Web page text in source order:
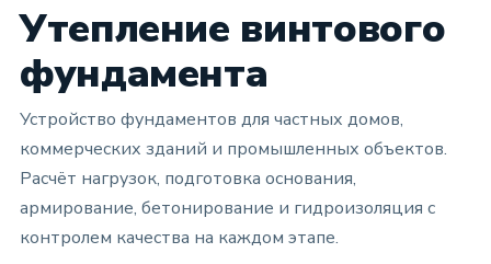
Утепление винтового
фундамента
Устройство фундаментов для частных домов,
коммерческих зданий и промышленных объектов.
Расчёт нагрузок, подготовка основания,
армирование, бетонирование и гидроизоляция с
контролем качества на каждом этапе.